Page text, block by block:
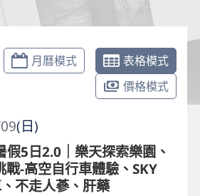
月曆模式
表格模式
價格模式
(日)
假5日2.0｜樂天探索樂園、
戰-高空自行車體驗、SKY
不走人蔘、肝藥